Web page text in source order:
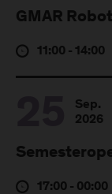
GMAR
11:00 - 14:00
Sep.
2026
17:00 - 00:00